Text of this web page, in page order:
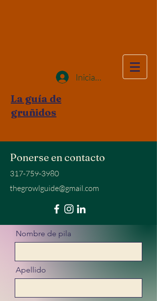
Iniciar sesión
La guía de
gruñidos
Ponerse en contacto
317-759-3980
thegrowlguide@gmail.com
Nombre de pila
Apellido